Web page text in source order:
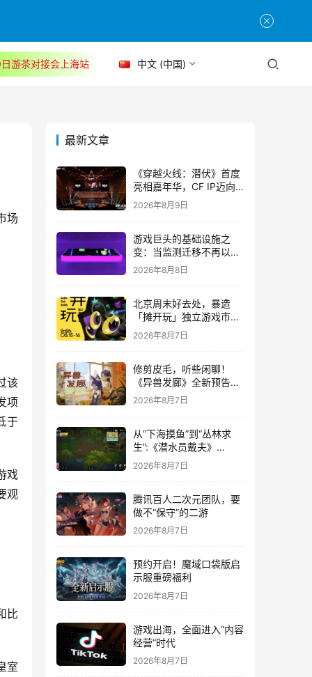
游茶对接会上海站 中文 (中国)
场
该
项
于
戏
观
比
室
最新文章
《穿越火线：潜伏》首度
亮相嘉年华，CF IP迈向
3A叙事新高度
2026年8月9日
游戏巨头的基础设施之
变：当监测迁移不再以中
断为代价
2026年8月8日
北京周末好去处，暴造
「摊开玩」独立游戏市集
正式开票！
2026年8月7日
修剪皮毛，听些闲聊！
《异兽发廊》全新预告与
Steam免费试玩公开
2026年8月7日
从“下海摸鱼”到“丛林求
生”:《潜水员戴夫》
DLC《丛林》移动端定档
8月14日
2026年8月7日
腾讯百人二次元团队，要
做不“保守”的二游
2026年8月7日
预约开启！魔域口袋版启
示服重磅福利
2026年8月7日
游戏出海，全面进入“内容
经营”时代
2026年8月7日